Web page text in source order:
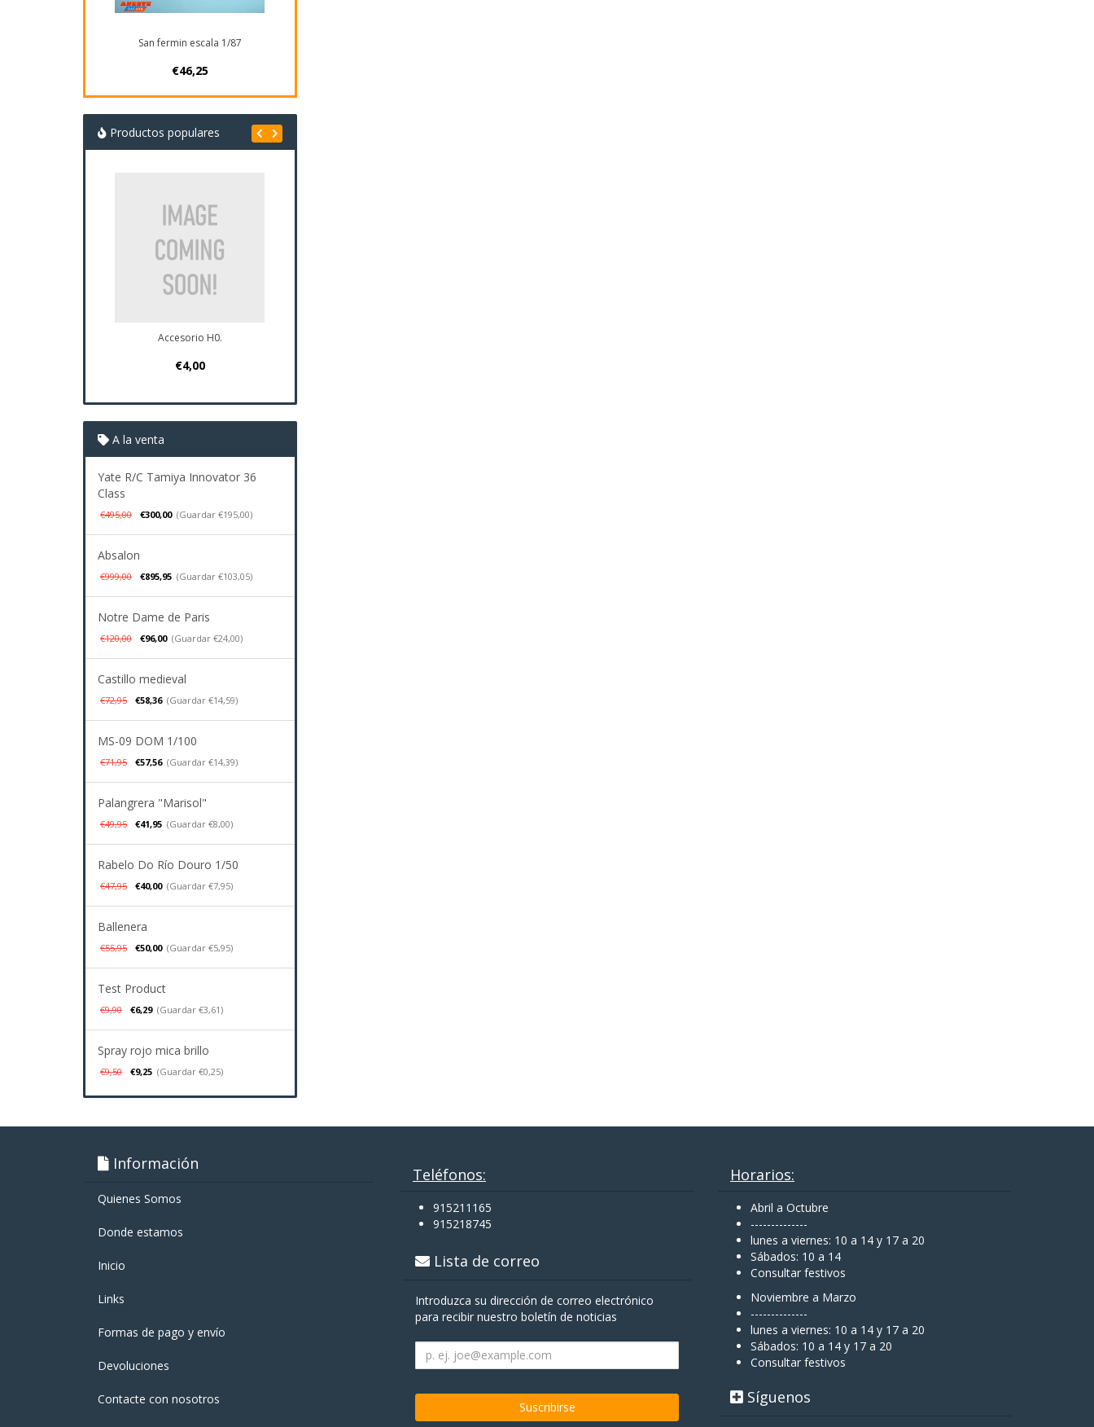
San fermin escala 1/87
€46,25
Productos populares
Accesorio H0.
€4,00
A la venta
Yate R/C Tamiya Innovator 36
Class
€495,00 €300,00 (Guardar €195,00)
Absalon
€999,00 €895,95 (Guardar €103,05)
Notre Dame de Paris
€120,00 €96,00 (Guardar €24,00)
Castillo medieval
€72,95 €58,36 (Guardar €14,59)
MS-09 DOM 1/100
€71,95 €57,56 (Guardar €14,39)
Palangrera "Marisol"
€49,95 €41,95 (Guardar €8,00)
Rabelo Do Río Douro 1/50
€47,95 €40,00 (Guardar €7,95)
Ballenera
€55,95 €50,00 (Guardar €5,95)
Test Product
€9,90 €6,29 (Guardar €3,61)
Spray rojo mica brillo
€9,50 €9,25 (Guardar €0,25)
Información
Quienes Somos
Donde estamos
Inicio
Links
Formas de pago y enví­o
Devoluciones
Contacte con nosotros
Teléfonos:
915211165
915218745
Lista de correo
Introduzca su dirección de correo electrónico
para recibir nuestro boletín de noticias
Horarios:
Abril a Octubre
--------------
lunes a viernes: 10 a 14 y 17 a 20
Sábados: 10 a 14
Consultar festivos
Noviembre a Marzo
--------------
lunes a viernes: 10 a 14 y 17 a 20
Sábados: 10 a 14 y 17 a 20
Consultar festivos
Síguenos